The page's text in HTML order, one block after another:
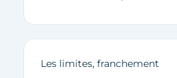
Les limites, franchement